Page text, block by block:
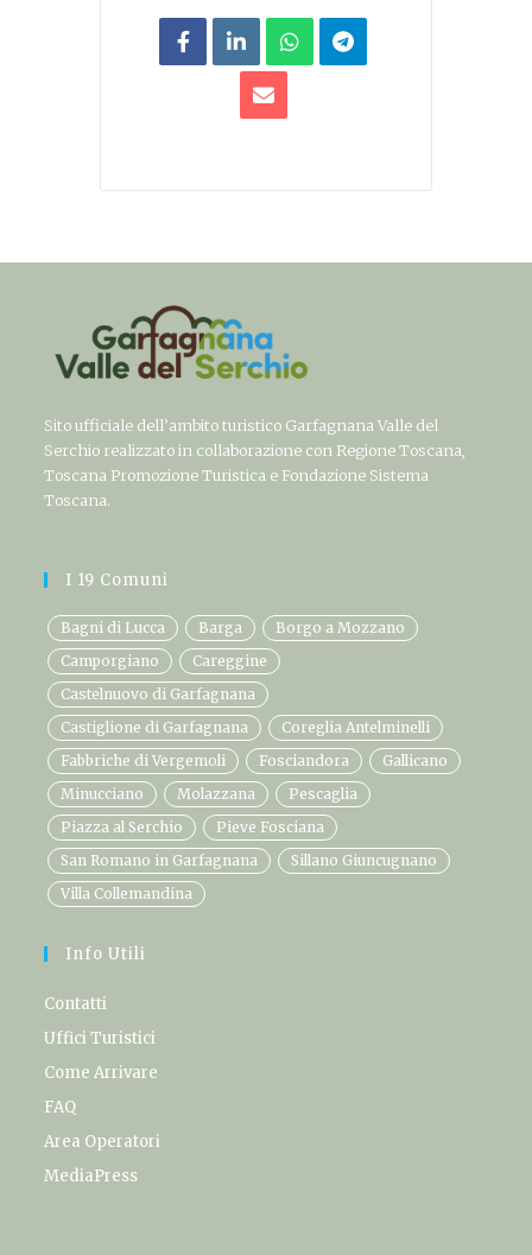
Sito ufficiale dell’ambito turistico Garfagnana Valle del
Serchio realizzato in collaborazione con Regione Toscana,
Toscana Promozione Turistica e Fondazione Sistema
Toscana.
I 19 Comuni
Bagni di Lucca Barga
Borgo a Mozzano
Camporgiano
Careggine
Castelnuovo di Garfagnana
Castiglione di Garfagnana
Coreglia Antelminelli
Fabbriche di Vergemoli
Fosciandora
Gallicano
Minucciano
Molazzana
Pescaglia
Piazza al Serchio
Pieve Fosciana
San Romano in Garfagnana
Sillano Giuncugnano
Villa Collemandina
Info Utili
Contatti
Uffici Turistici
Come Arrivare
FAQ
Area Operatori
MediaPress